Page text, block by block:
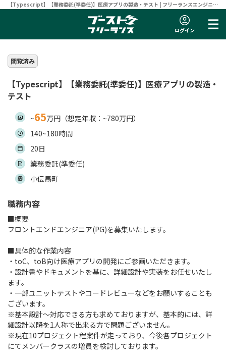
【Typescript】【業務委託(準委任)】医療アプリの製造・テスト | フリーランスエンジニア
向け案件サイト 【ブーストフリーランス】
ログイン
閲覧済み
【Typescript】【業務委託(準委任)】医療アプリの製造・
テスト
~65万円（想定年収：~780万円）
140~180時間
20日
業務委託(準委任)
小伝馬町
職務内容
■概要
フロントエンドエンジニア(PG)を募集いたします。
■具体的な作業内容
・toC、toB向け医療アプリの開発にご参画いただきます。
・設計書やドキュメントを基に、詳細設計や実装をお任せいたし
ます。
・一部ユニットテストやコードレビューなどをお願いすることも
ございます。
※基本設計～対応できる方も求めておりますが、基本的には、詳
細設計以降を1人称で出来る方で問題ございません。
※現在10プロジェクト程案件が走っており、今後各プロジェクト
にてメンバークラスの増員を検討しております。